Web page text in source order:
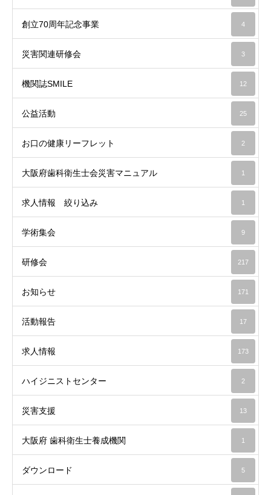
創立70周年記念事業 4
災害関連研修会 3
機関誌SMILE 12
公益活動 25
お口の健康リーフレット 2
大阪府歯科衛生士会災害マニュアル 1
求人情報 絞り込み 1
学術集会 9
研修会 217
お知らせ 171
活動報告 17
求人情報 173
ハイジニストセンター 2
災害支援 13
大阪府 歯科衛生士養成機関 1
ダウンロード 5